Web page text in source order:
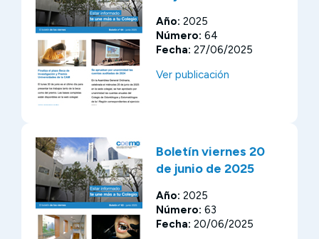
Año: 2025
Número: 64
Fecha: 27/06/2025
Ver publicación
Boletín viernes 20
de junio de 2025
Año: 2025
Número: 63
Fecha: 20/06/2025